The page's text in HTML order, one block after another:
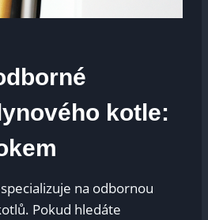
kotle:
na odbornou
Pokud hledáte